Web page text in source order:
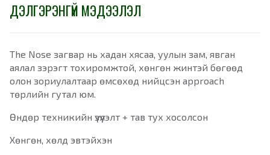
ДЭЛГЭРЭНГҮЙ МЭДЭЭЛЭЛ
The Nose загвар нь хадан хясаа, уулын зам, явган
аялал зэрэгт тохиромжтой, хөнгөн жинтэй бөгөөд
олон зориулалтаар өмсөхөд нийцсэн approach
төрлийн гутал юм.
Өндөр техникийн үзүүлэлт + тав тух хосолсон
Хөнгөн, хөлд эвтэйхэн